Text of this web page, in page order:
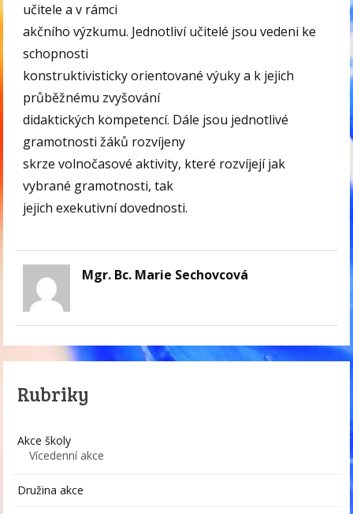
učitele a v rámci
akčního výzkumu. Jednotliví učitelé jsou vedeni ke
schopnosti
konstruktivisticky orientované výuky a k jejich
průběžnému zvyšování
didaktických kompetencí. Dále jsou jednotlivé
gramotnosti žáků rozvíjeny
skrze volnočasové aktivity, které rozvíjejí jak
vybrané gramotnosti, tak
jejich exekutivní dovednosti.
Mgr. Bc. Marie Sechovcová
Rubriky
Akce školy
Vícedenní akce
Družina akce